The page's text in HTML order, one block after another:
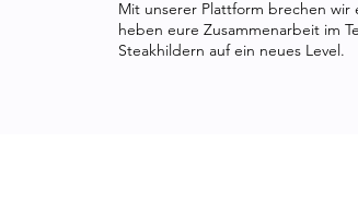
Mit unserer Plattform brechen wir
heben eure Zusammenarbeit im
Steakhildern auf ein neues Level.